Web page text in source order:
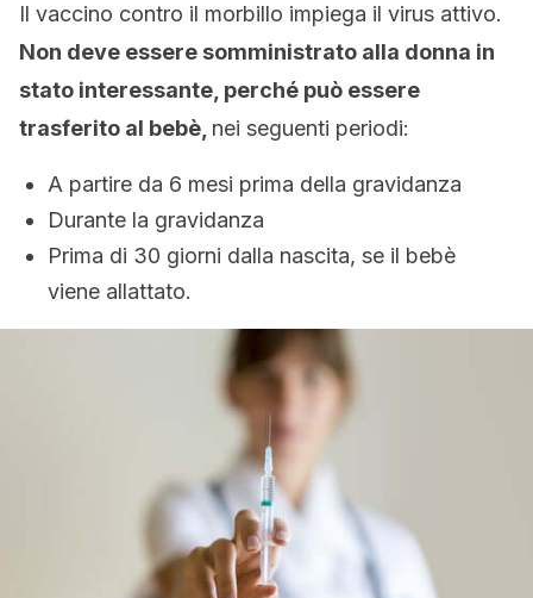
Il vaccino contro il morbillo impiega il virus attivo.
Non deve essere somministrato alla donna in
stato interessante, perché può essere
trasferito al bebè, nei seguenti periodi:
A partire da 6 mesi prima della gravidanza
Durante la gravidanza
Prima di 30 giorni dalla nascita, se il bebè
viene allattato.